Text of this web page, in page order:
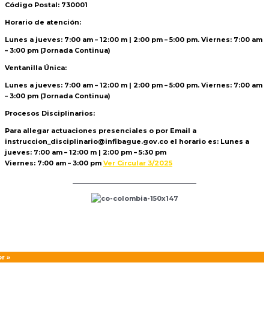
Código Postal: 730001
Horario de atención:
Lunes a jueves: 7:00 am – 12:00 m | 2:00 pm – 5:00 pm. Viernes: 7:00 am
– 3:00 pm (Jornada Continua)
Ventanilla Única:
Lunes a jueves: 7:00 am – 12:00 m | 2:00 pm – 5:00 pm. Viernes: 7:00 am
– 3:00 pm (Jornada Continua)
Procesos Disciplinarios:
Para allegar actuaciones presenciales o por Email a
instruccion_disciplinario@infibague.gov.co el horario es: Lunes a
jueves: 7:00 am – 12:00 m | 2:00 pm – 5:30 pm
Viernes: 7:00 am – 3:00 pm Ver Circular 3/2025
»